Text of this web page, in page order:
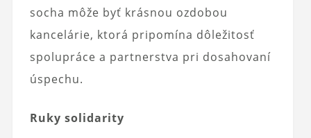
socha môže byť krásnou ozdobou
kancelárie, ktorá pripomína dôležitosť
spolupráce a partnerstva pri dosahovaní
úspechu.
Ruky solidarity